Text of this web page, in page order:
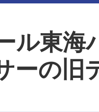
ル東
ーの旧